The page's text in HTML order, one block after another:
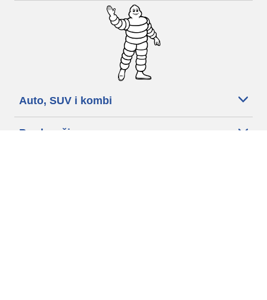
Auto, SUV i kombi
Prodavači